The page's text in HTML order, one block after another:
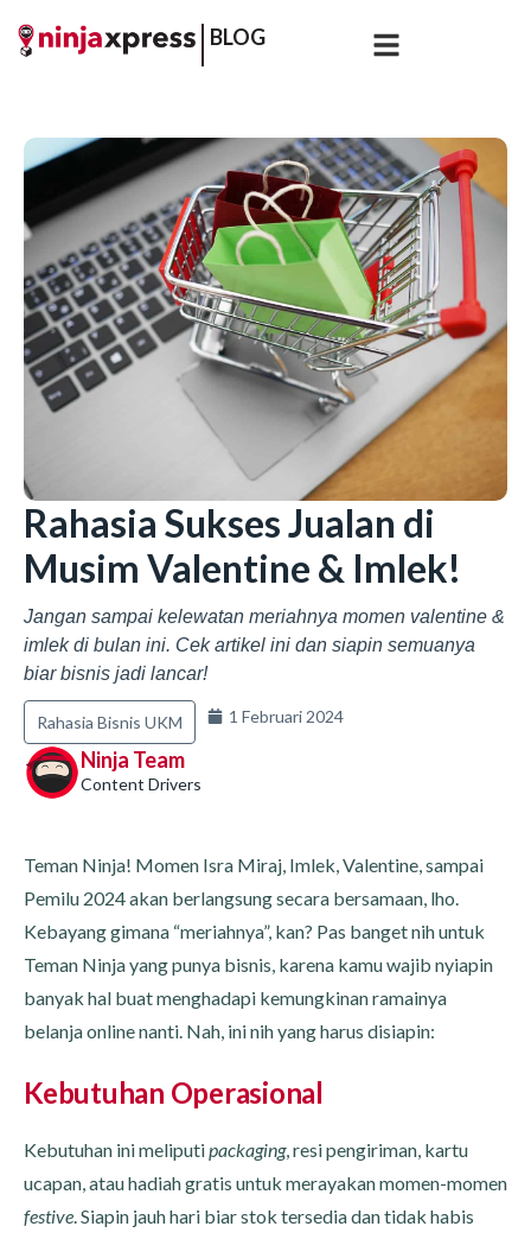
BLOG
Rahasia Sukses Jualan di
Musim Valentine & Imlek!
Jangan sampai kelewatan meriahnya momen valentine &
imlek di bulan ini. Cek artikel ini dan siapin semuanya
biar bisnis jadi lancar!
Rahasia Bisnis UKM 1 Februari 2024
Ninja Team
Content Drivers
Teman Ninja! Momen Isra Miraj, Imlek, Valentine, sampai
Pemilu 2024 akan berlangsung secara bersamaan, lho.
Kebayang gimana “meriahnya”, kan? Pas banget nih untuk
Teman Ninja yang punya bisnis, karena kamu wajib nyiapin
banyak hal buat menghadapi kemungkinan ramainya
belanja online nanti. Nah, ini nih yang harus disiapin:
Kebutuhan Operasional
Kebutuhan ini meliputipackaging, resi pengiriman, kartu
ucapan, atau hadiah gratis untuk merayakan momen-momen
festive . Siapin jauh hari biar stok tersedia dan tidak habis